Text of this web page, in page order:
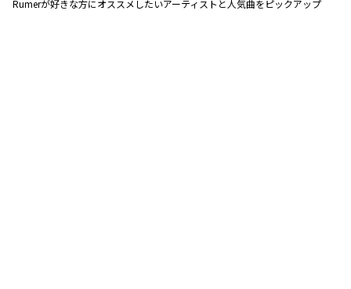
Rumerが好きな方にオススメしたいアーティストと人気曲をピックアップ